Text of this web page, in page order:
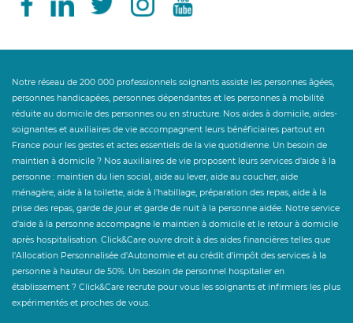
Notre réseau de 200 000 professionnels soignants assiste les personnes âgées,
personnes handicapées, personnes dépendantes et les personnes à mobilité
réduite au domicile des personnes ou en structure. Nos aides à domicile, aides-
soignantes et auxiliaires de vie accompagnent leurs bénéficiaires partout en
France pour les gestes et actes essentiels de la vie quotidienne. Un besoin de
maintien à domicile ? Nos auxiliaires de vie proposent leurs services d'aide à la
personne : maintien du lien social, aide au lever, aide au coucher, aide
ménagère, aide à la toilette, aide à l'habillage, préparation des repas, aide à la
prise des repas, garde de jour et garde de nuit à la personne aidée. Notre service
d'aide à la personne accompagne le maintien à domicile et le retour à domicile
après hospitalisation. Click&Care ouvre droit à des aides financières telles que
l'Allocation Personnalisée d'Autonomie et au crédit d'impôt des services à la
personne à hauteur de 50%. Un besoin de personnel hospitalier en
établissement ? Click&Care recrute pour vous les soignants et infirmiers les plus
expérimentés et proches de vous.